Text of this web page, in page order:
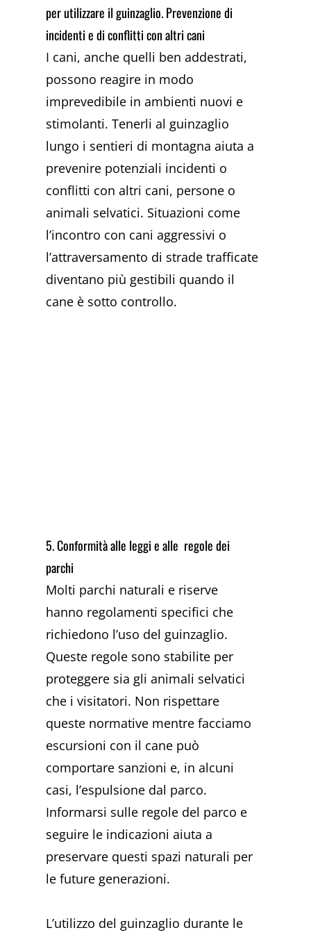
per utilizzare il guinzaglio. Prevenzione di
incidenti e di conflitti con altri cani
I cani, anche quelli ben addestrati,
possono reagire in modo
imprevedibile in ambienti nuovi e
stimolanti. Tenerli al guinzaglio
lungo i sentieri di montagna aiuta a
prevenire potenziali incidenti o
conflitti con altri cani, persone o
animali selvatici. Situazioni come
l’incontro con cani aggressivi o
l’attraversamento di strade trafficate
diventano più gestibili quando il
cane è sotto controllo.
5. Conformità alle leggi e alle regole dei
parchi
Molti parchi naturali e riserve
hanno regolamenti specifici che
richiedono l’uso del guinzaglio.
Queste regole sono stabilite per
proteggere sia gli animali selvatici
che i visitatori. Non rispettare
queste normative mentre facciamo
escursioni con il cane può
comportare sanzioni e, in alcuni
casi, l’espulsione dal parco.
Informarsi sulle regole del parco e
seguire le indicazioni aiuta a
preservare questi spazi naturali per
le future generazioni.
L’utilizzo del guinzaglio durante le